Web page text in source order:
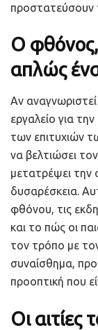
προστατεύσουν
Ο φθόνος,
απλώς
Αν αναγνωριστεί
εργαλείο για
των επιτυχιών
να βελτιώσει
μετατρέψει την
δυσαρέσκεια.
φθόνου, τις
και το πώς οι
τον τρόπο με
συναίσθημα,
προοπτική που
Οι αιτίες